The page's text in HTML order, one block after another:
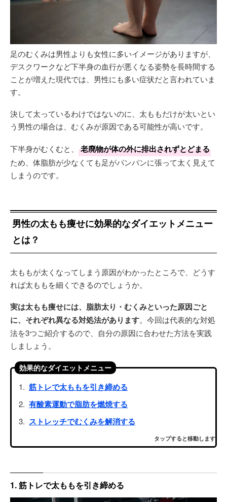
足のむくみは男性よりも女性に多いイメージがありますが、
デスクワークなど下半身の血行が悪くなる姿勢を長時間する
ことが増えた現代では、男性にも多い症状だと言われていま
す。
決して太っているわけではないのに、太ももだけが太いとい
う男性の場合は、むくみが原因である可能性が高いです。
下半身がむくむと、 老廃物が体の外に排出されずとどまる
ため、体脂肪が少なくても足がパンパンに張って太く見えて
しまうのです。
男性の太もも痩せに効果的なダイエットメニュー
とは？
太ももが太くなってしまう原因がわかったところで、どうす
れば太ももを細くできるのでしょうか。
実は太もも痩せには、脂肪太り・むくみといった原因ごと
に、それぞれ異なる対処法があります。今回は代表的な対処
法を3つご紹介するので、自分の原因に合わせた方法を実践
しましょう。
効果的なダイエットメニュー
筋トレで太ももを引き締める
有酸素運動で脂肪を燃焼する
ストレッチでむくみを解消する
タップすると移動します
1. 筋トレで太ももを引き締める